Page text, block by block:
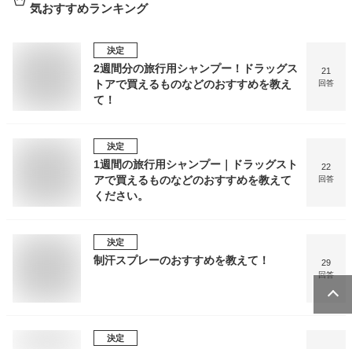
気おすすめランキング
決定
2週間分の旅行用シャンプー！ドラッグス
トアで買えるものなどのおすすめを教え
て！
21
回答
決定
1週間の旅行用シャンプー｜ドラッグスト
アで買えるものなどのおすすめを教えて
ください。
22
回答
決定
制汗スプレーのおすすめを教えて！ 29
回答
決定